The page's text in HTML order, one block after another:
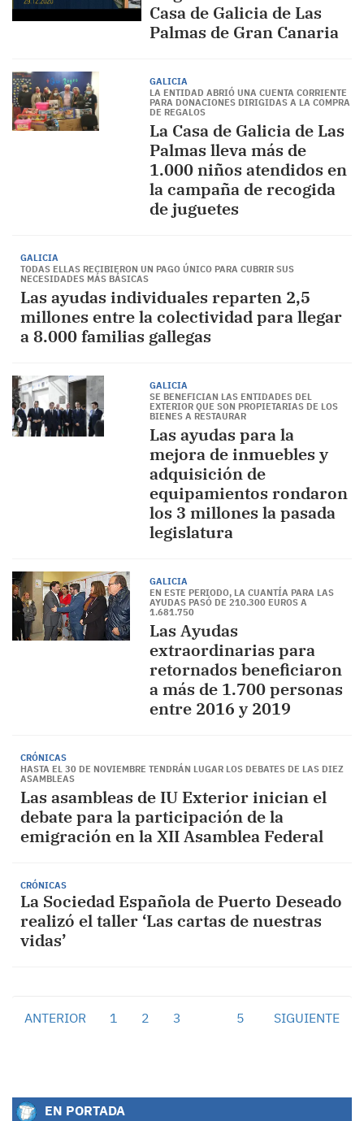
Casa de Galicia de Las
Palmas de Gran Canaria
GALICIA
LA ENTIDAD ABRIÓ UNA CUENTA CORRIENTE
PARA DONACIONES DIRIGIDAS A LA COMPRA
DE REGALOS
La Casa de Galicia de Las
Palmas lleva más de
1.000 niños atendidos en
la campaña de recogida
de juguetes
GALICIA
TODAS ELLAS RECIBIERON UN PAGO ÚNICO PARA CUBRIR SUS
NECESIDADES MÁS BÁSICAS
Las ayudas individuales reparten 2,5
millones entre la colectividad para llegar
a 8.000 familias gallegas
GALICIA
SE BENEFICIAN LAS ENTIDADES DEL
EXTERIOR QUE SON PROPIETARIAS DE LOS
BIENES A RESTAURAR
Las ayudas para la
mejora de inmuebles y
adquisición de
equipamientos rondaron
los 3 millones la pasada
legislatura
GALICIA
EN ESTE PERIODO, LA CUANTÍA PARA LAS
AYUDAS PASÓ DE 210.300 EUROS A
1.681.750
Las Ayudas
extraordinarias para
retornados beneficiaron
a más de 1.700 personas
entre 2016 y 2019
CRÓNICAS
HASTA EL 30 DE NOVIEMBRE TENDRÁN LUGAR LOS DEBATES DE LAS DIEZ
ASAMBLEAS
Las asambleas de IU Exterior inician el
debate para la participación de la
emigración en la XII Asamblea Federal
CRÓNICAS
La Sociedad Española de Puerto Deseado
realizó el taller ‘Las cartas de nuestras
vidas’
ANTERIOR 1 2 3 5 SIGUIENTE
EN PORTADA